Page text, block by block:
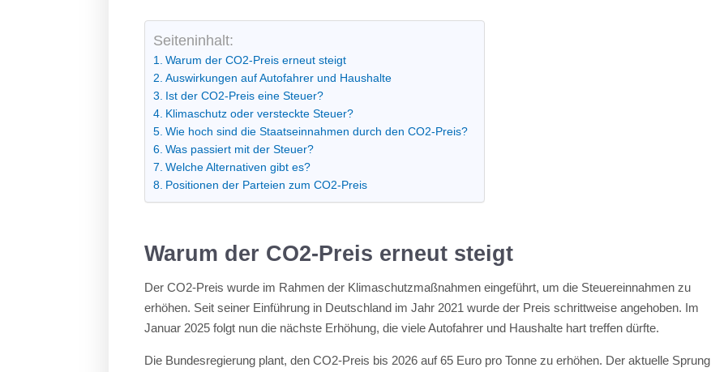
Seiteninhalt:
Warum der CO2-Preis erneut steigt
Auswirkungen auf Autofahrer und Haushalte
Ist der CO2-Preis eine Steuer?
Klimaschutz oder versteckte Steuer?
Wie hoch sind die Staatseinnahmen durch den CO2-Preis?
Was passiert mit der Steuer?
Welche Alternativen gibt es?
Positionen der Parteien zum CO2-Preis
Warum der CO2-Preis erneut steigt
Der CO2-Preis wurde im Rahmen der Klimaschutzmaßnahmen eingeführt, um die Steuereinnahmen zu
erhöhen. Seit seiner Einführung in Deutschland im Jahr 2021 wurde der Preis schrittweise angehoben. Im
Januar 2025 folgt nun die nächste Erhöhung, die viele Autofahrer und Haushalte hart treffen dürfte.
Die Bundesregierung plant, den CO2-Preis bis 2026 auf 65 Euro pro Tonne zu erhöhen. Der aktuelle Sprung